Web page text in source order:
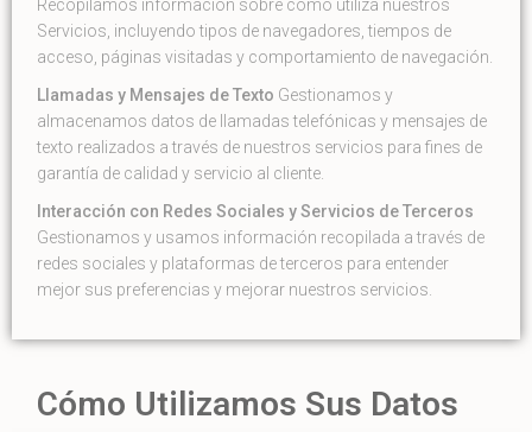
Recopilamos información sobre cómo utiliza nuestros
Servicios, incluyendo tipos de navegadores, tiempos de
acceso, páginas visitadas y comportamiento de navegación.
Llamadas y Mensajes de Texto Gestionamos y
almacenamos datos de llamadas telefónicas y mensajes de
texto realizados a través de nuestros servicios para fines de
garantía de calidad y servicio al cliente.
Interacción con Redes Sociales y Servicios de Terceros
Gestionamos y usamos información recopilada a través de
redes sociales y plataformas de terceros para entender
mejor sus preferencias y mejorar nuestros servicios.
Cómo Utilizamos Sus Datos